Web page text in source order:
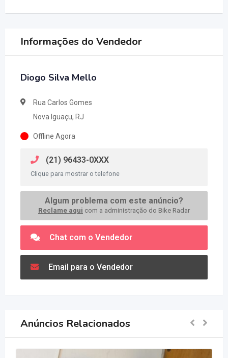
Informações do Vendedor
Diogo Silva Mello
Rua Carlos Gomes
Nova Iguaçu, RJ
Offline Agora
(21) 96433-0XXX
Clique para mostrar o telefone
Algum problema com este anúncio?
Reclame aqui com a administração do Bike Radar
Chat com o Vendedor
Email para o Vendedor
Anúncios Relacionados